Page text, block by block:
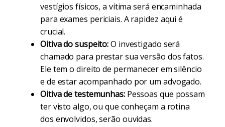
vestígios físicos, a vítima será encaminhada
para exames periciais. A rapidez aqui é
crucial.
Oitiva do suspeito:O investigado será
chamado para prestar sua versão dos fatos.
Ele tem o direito de permanecer em silêncio
e de estar acompanhado por um advogado.
Oitiva de testemunhas:Pessoas que possam
ter visto algo, ou que conheçam a rotina
dos envolvidos, serão ouvidas.